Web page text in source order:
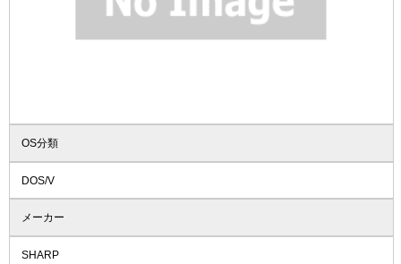
OS分類
DOS/V
メーカー
SHARP